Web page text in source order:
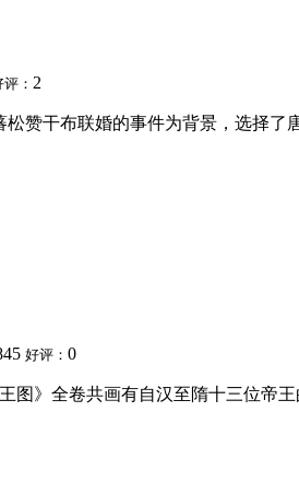
评： 2
松赞干布联婚的事件为背景，选择
好评： 0
图》全卷共画有自汉至隋十三位帝王